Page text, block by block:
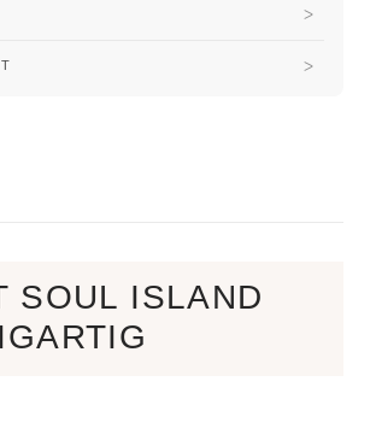
SOUL ISLAND